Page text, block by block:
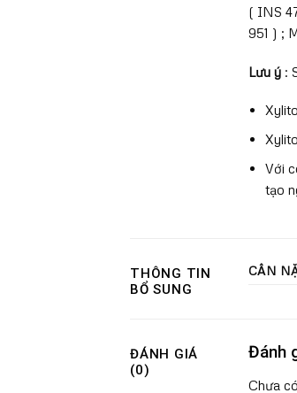
( INS
951 ) ;
Lưu ý:
Với
tạo
THÔNG TIN
BỔ SUNG
CÂN
ĐÁNH GIÁ
(0)
Đánh
Chưa